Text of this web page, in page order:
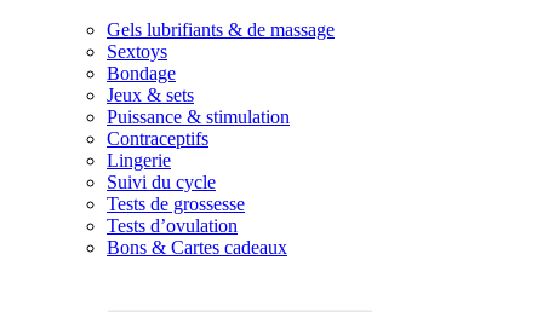
Gels lubrifiants & de massage
Sextoys
Bondage
Jeux & sets
Puissance & stimulation
Contraceptifs
Lingerie
Suivi du cycle
Tests de grossesse
Tests d’ovulation
Bons & Cartes cadeaux